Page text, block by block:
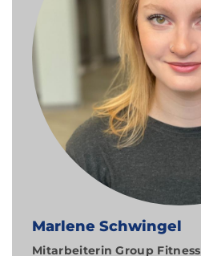
Marlene Schwingel
Mitarbeiterin Group Fitness